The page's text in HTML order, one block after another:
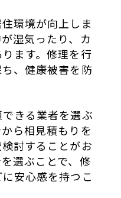
環境が向上しま
湿気ったり、カ
ます。修理を行
、健康被害を防
きる業者を選ぶ
ら相見積もりを
討することがお
選ぶことで、修
安心感を持つこ